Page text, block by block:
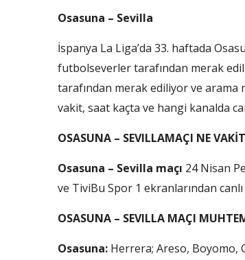
Osasuna – Sevilla
İspanya La Liga’da 33. haftada
futbolseverler tarafından merak
tarafından merak ediliyor ve arama
vakit, saat kaçta ve hangi kanalda
OSASUNA – SEVILLAMAÇI NE
Osasuna – Sevilla maçı 24 Nisan
ve TiviBu Spor 1 ekranlarından canlı
OSASUNA – SEVILLA MAÇI
Osasuna: Herrera; Areso, Boyomo,